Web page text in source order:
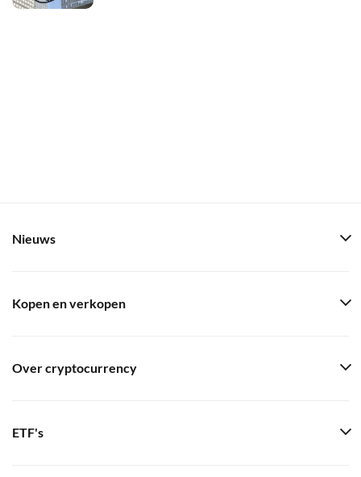
Nieuws
Kopen en verkopen
Over cryptocurrency
ETF's